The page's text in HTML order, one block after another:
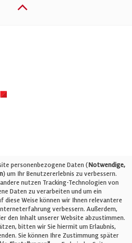
0
bau.eu
personenbezogene Daten (Notwendige,
) um Ihr Benutzererlebnis zu verbessern.
nutzen Tracking-Technologien von
Daten zu verarbeiten und um ein
Weise können wir Ihnen relevantere
verbessern. Außerdem,
den Inhalt unserer Website abzustimmen.
bitten wir Sie hiermit um Erlaubnis,
Sie können Ihre Zustimmung später